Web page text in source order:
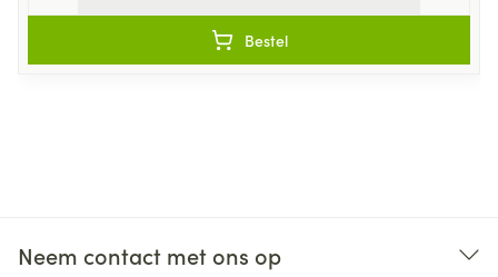
Bestel
Neem contact met ons op